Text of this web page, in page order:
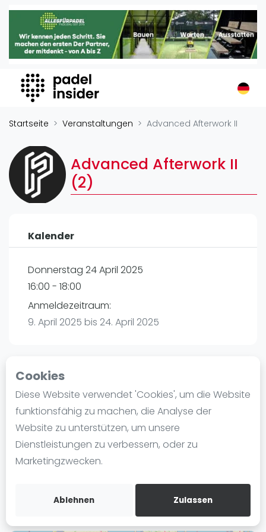
Cookies
Diese Website verwendet 'Cookies', um die Website
funktionsfähig zu machen, die Analyse der
Website zu unterstützen, um unsere
Dienstleistungen zu verbessern, oder zu
Marketingzwecken.
Ablehnen Zulassen
Padel Insider
Home
Organisationen
Buchungssysteme
Padel-Shops
Padelplatzbauer
Verschiedenes
Veranstaltungen
International
Ranking
Männer
Frauen
Blog
Die Geschichte von Padel
Regeln und Punktzählung
Padel Schläge
Video
Startseite Veranstaltungen Advanced Afterwork II
Advanced Afterwork II
(2)
Kalender
Donnerstag 24 April 2025
16:00 - 18:00
Anmeldezeitraum:
9. April 2025 bis 24. April 2025
Playtomic
Padel Passion Kaltenkirchen | Kaltenkirchen
Leibnizstraße 9A
24568Kaltenkirchen
Routebeschrijving